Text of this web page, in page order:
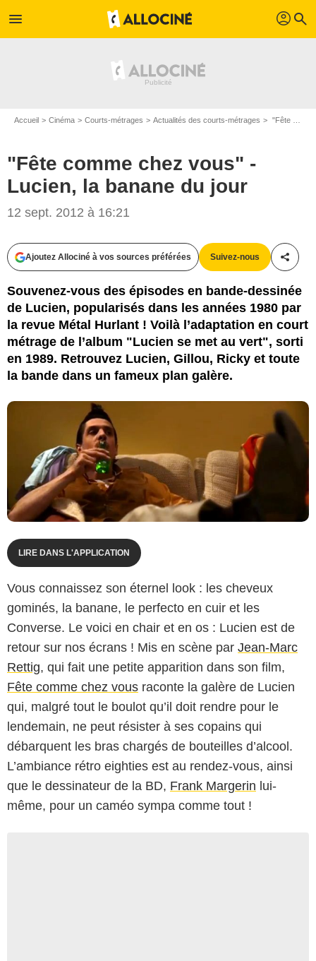
menu profil search
Accueil Cinéma Courts-métrages Actualités des courts-métrages "Fête comme chez vous" - Lucien, la banane du jour
"Fête comme chez vous" -
Lucien, la banane du jour
12 sept. 2012 à 16:21
Ajoutez Allociné à vos sources préférées Suivez-nous
Souvenez-vous des épisodes en bande-dessinée
de Lucien, popularisés dans les années 1980 par
la revue Métal Hurlant ! Voilà l’adaptation en court
métrage de l’album "Lucien se met au vert", sorti
en 1989. Retrouvez Lucien, Gillou, Ricky et toute
la bande dans un fameux plan galère.
LIRE DANS L'APPLICATION
Vous connaissez son éternel look : les cheveux
gominés, la banane, le perfecto en cuir et les
Converse. Le voici en chair et en os : Lucien est de
retour sur nos écrans ! Mis en scène par Jean-Marc
Rettig, qui fait une petite apparition dans son film,
Fête comme chez vous raconte la galère de Lucien
qui, malgré tout le boulot qu’il doit rendre pour le
lendemain, ne peut résister à ses copains qui
débarquent les bras chargés de bouteilles d’alcool.
L’ambiance rétro eighties est au rendez-vous, ainsi
que le dessinateur de la BD, Frank Margerin lui-
même, pour un caméo sympa comme tout !